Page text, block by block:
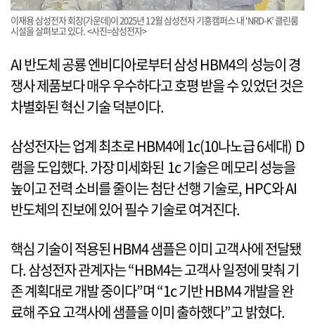
이재용 삼성전자 회장(가운데)이 2025년 12월 삼성전자 기흥캠퍼스 내 ‘NRD-K’ 클린룸
시설을 살펴보고 있다. <사진=삼성전자>
AI 반도체 공룡 엔비디아로부터 삼성 HBM4의 성능이 경
쟁사 제품보다 매우 우수하다고 호평 받을 수 있었던 것은
차별화된 혁신 기술 덕분이다.
삼성전자는 업계 최초로 HBM4에 1c(10나노급 6세대) D
램을 도입했다. 가장 미세화된 1c 기술은 메모리 성능을
높이고 전력 소비를 줄이는 첨단 선행 기술로, HPC와 AI
반도체의 진보에 있어 필수 기술로 여겨진다.
핵심 기술이 적용된 HBM4 샘플은 이미 고객사에 전달됐
다. 삼성전자 관계자는 “HBM4는 고객사 일정에 맞춰 기
존 계획대로 개발 중이다”며 “1c 기반 HBM4 개발을 완
료해 주요 고객사에 샘플을 이미 출하했다”고 밝혔다.